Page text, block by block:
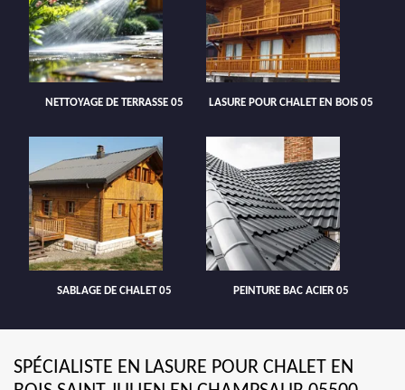
NETTOYAGE DE TERRASSE 05 LASURE POUR CHALET EN BOIS 05
SABLAGE DE CHALET 05 PEINTURE BAC ACIER 05
SPÉCIALISTE EN LASURE POUR CHALET EN